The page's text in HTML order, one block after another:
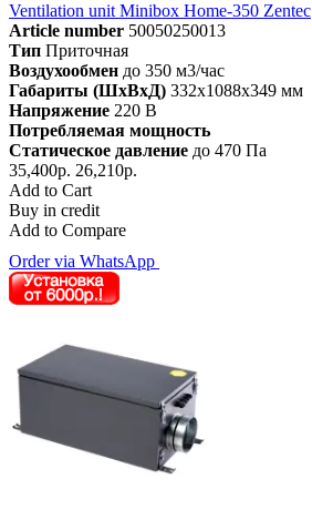
Ventilation unit Minibox Home-350 Zentec
Article number 50050250013
Тип Приточная
Воздухообмен до 350 м3/час
Габариты (ШхВхД) 332x1088x349 мм
Напряжение 220 В
Потребляемая мощность
Статическое давление до 470 Па
35,400р. 26,210р.
Add to Cart
Buy in credit
Add to Compare
Order via WhatsApp